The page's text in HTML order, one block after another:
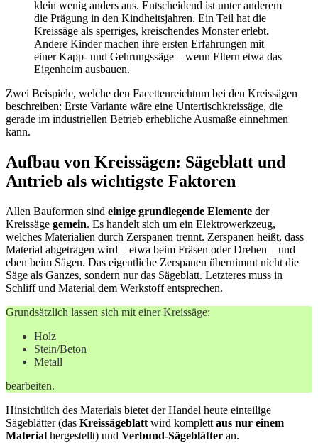
klein wenig anders aus. Entscheidend ist unter anderem
die Prägung in den Kindheitsjahren. Ein Teil hat die
Kreissäge als sperriges, kreischendes Monster erlebt.
Andere Kinder machen ihre ersten Erfahrungen mit
einer Kapp- und Gehrungssäge – wenn Eltern etwa das
Eigenheim ausbauen.
Zwei Beispiele, welche den Facettenreichtum bei den Kreissägen
beschreiben: Erste Variante wäre eine Untertischkreissäge, die
gerade im industriellen Betrieb erhebliche Ausmaße einnehmen
kann.
Aufbau von Kreissägen: Sägeblatt und
Antrieb als wichtigste Faktoren
Allen Bauformen sind einige grundlegende Elemente der
Kreissäge gemein. Es handelt sich um ein Elektrowerkzeug,
welches Materialien durch Zerspanen trennt. Zerspanen heißt, dass
Material abgetragen wird – etwa beim Fräsen oder Drehen – und
eben beim Sägen. Das eigentliche Zerspanen übernimmt nicht die
Säge als Ganzes, sondern nur das Sägeblatt. Letzteres muss in
Schliff und Material dem Werkstoff entsprechen.
Grundsätzlich lassen sich mit einer Kreissäge:
Holz
Stein/Beton
Metall
bearbeiten.
Hinsichtlich des Materials bietet der Handel heute einteilige
Sägeblätter (das Kreissägeblatt wird komplett aus nur einem
Material hergestellt) und Verbund-Sägeblätter an.